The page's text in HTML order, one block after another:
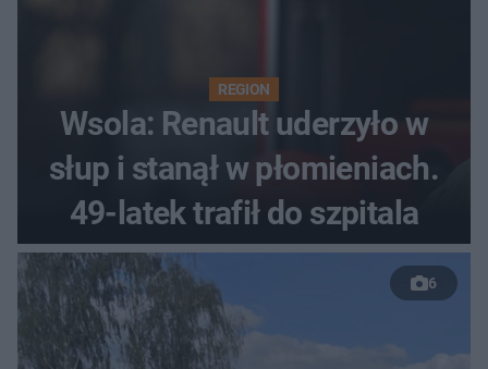
REGION
Wsola: Renault uderzyło w
słup i stanął w płomieniach.
49-latek trafił do szpitala
6